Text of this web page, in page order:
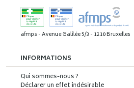
afmps - Avenue Galilée 5/3 - 1210 Bruxelles
INFORMATIONS
Qui sommes-nous ?
Déclarer un effet indésirable